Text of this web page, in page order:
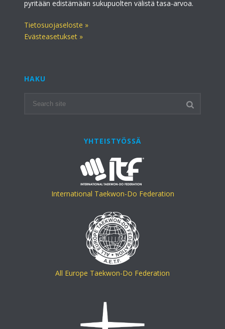
pyritään edistämään sukupuolten välistä tasa-arvoa.
Tietosuojaseloste »
Evästeasetukset »
HAKU
YHTEISTYÖSSÄ
International Taekwon-Do Federation
All Europe Taekwon-Do Federation